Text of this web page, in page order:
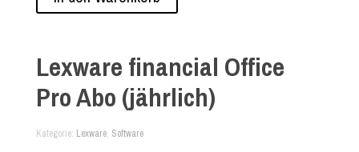
wie etwa die Abrechnung von Kurzarbeit sowie ein
Lexware financial Office
Pro Abo (jährlich)
Kategorie Lexware, Software